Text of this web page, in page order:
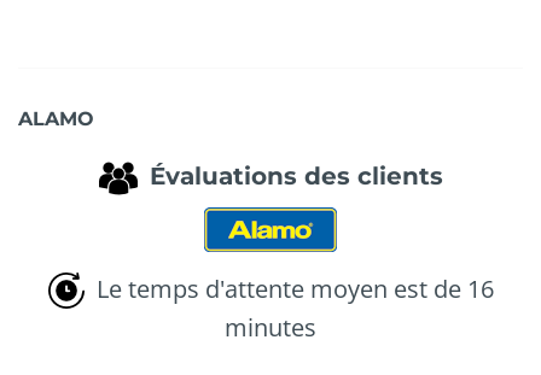
ALAMO
Évaluations des clients
Le temps d'attente moyen est de 16
minutes